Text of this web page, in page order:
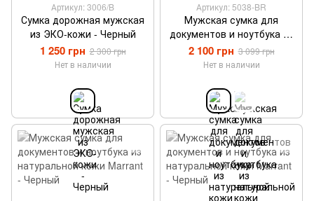
Артикул: 3006/B
Сумка дорожная мужская
из ЭКО-кожи - Черный
1 250 грн 2 300 грн
Нет в наличии
Артикул: 5038-BR
Мужская сумка для
документов и ноутбука из
натуральной кожи Marrant
- Коричневый
2 100 грн 3 099 грн
Нет в наличии